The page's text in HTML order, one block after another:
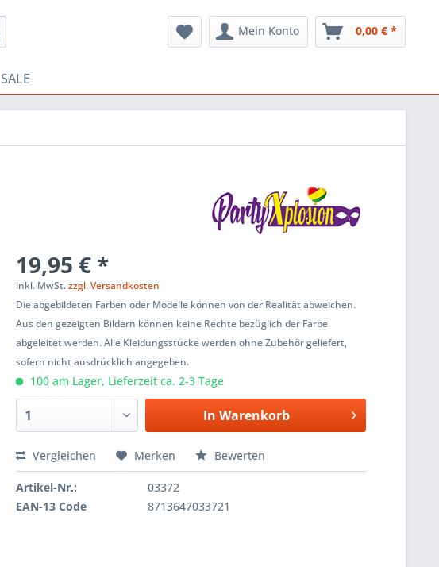
Mein Konto 0,00 € *
SALE
19,95 € *
inkl. MwSt.zzgl. Versandkosten
Die abgebildeten Farben oder Modelle können von der Realität abweichen.
Aus den gezeigten Bildern können keine Rechte bezüglich der Farbe
abgeleitet werden. Alle Kleidungsstücke werden ohne Zubehör geliefert,
sofern nicht ausdrücklich angegeben.
100 am Lager, Lieferzeit ca. 2-3 Tage
In Warenkorb
Vergleichen Merken Bewerten
Artikel-Nr.:
03372
EAN-13 Code
8713647033721